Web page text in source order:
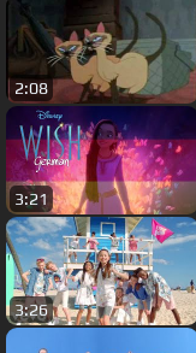
2:08
3:21
3:26